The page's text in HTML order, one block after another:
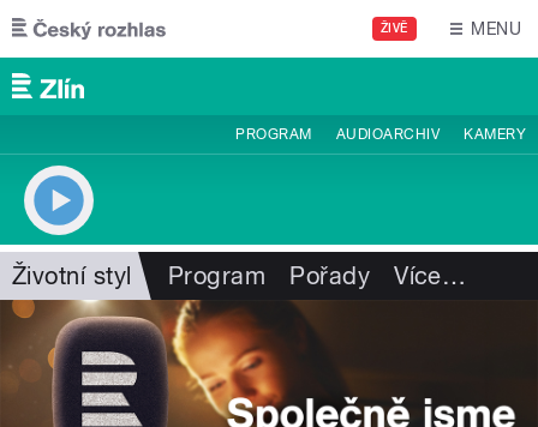
Přejít k hlavnímu obsahu
ŽIVĚ MENU
PROGRAM AUDIOARCHIV KAMERY
Životní styl Program Pořady Více…